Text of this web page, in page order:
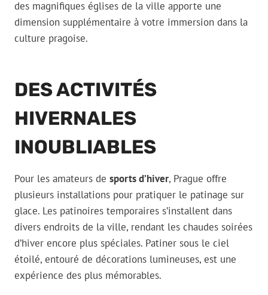
des magnifiques églises de la ville apporte une
dimension supplémentaire à votre immersion dans la
culture pragoise.
DES ACTIVITÉS
HIVERNALES
INOUBLIABLES
Pour les amateurs de sports d’hiver, Prague offre
plusieurs installations pour pratiquer le patinage sur
glace. Les patinoires temporaires s’installent dans
divers endroits de la ville, rendant les chaudes soirées
d’hiver encore plus spéciales. Patiner sous le ciel
étoilé, entouré de décorations lumineuses, est une
expérience des plus mémorables.